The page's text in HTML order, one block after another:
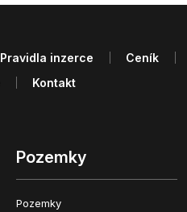
Pozemky
Pozemky
Pravidla inzerce
Ceník
Kontakt